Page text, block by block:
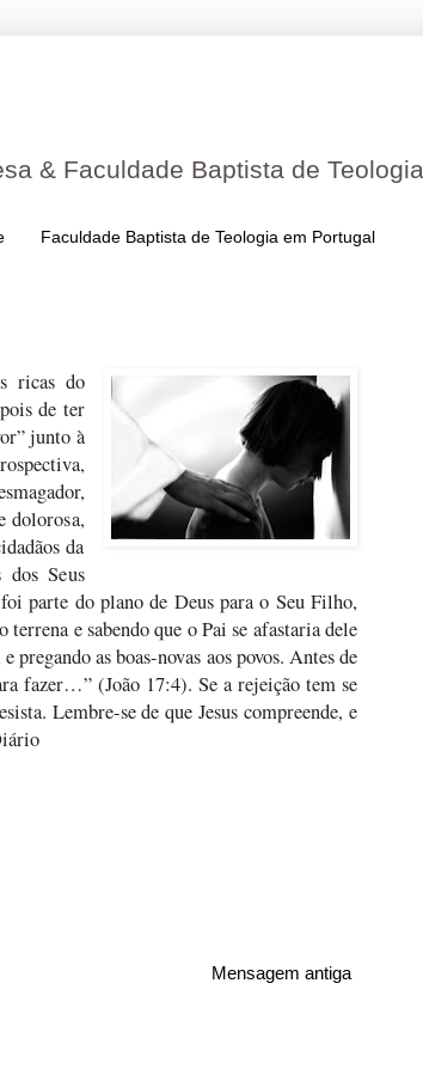
& Faculdade Baptista de Teologia
Faculdade Baptista de Teologia em Portugal
ricas do
de ter
junto à
dolorosa,
da
Seus
parte do plano de Deus para o Seu Filho,
e sabendo que o Pai se afastaria dele
pregando as boas-novas aos povos. Antes de
fazer…” (João 17:4). Se a rejeição tem se
Lembre-se de que Jesus compreende, e
Mensagem antiga